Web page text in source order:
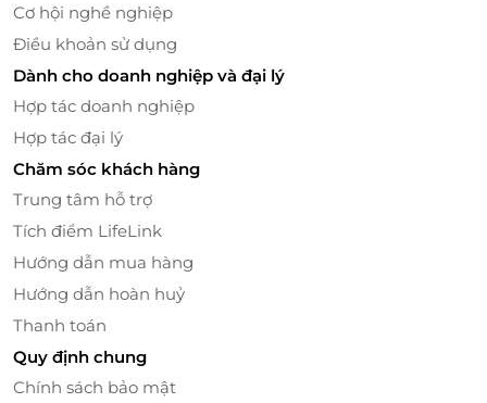
Cơ hội nghề nghiệp
Điều khoản sử dụng
Dành cho doanh nghiệp và đại lý
Hợp tác doanh nghiệp
Hợp tác đại lý
Chăm sóc khách hàng
Trung tâm hỗ trợ
Tích điểm LifeLink
Hướng dẫn mua hàng
Hướng dẫn hoàn huỷ
Thanh toán
Quy định chung
Chính sách bảo mật